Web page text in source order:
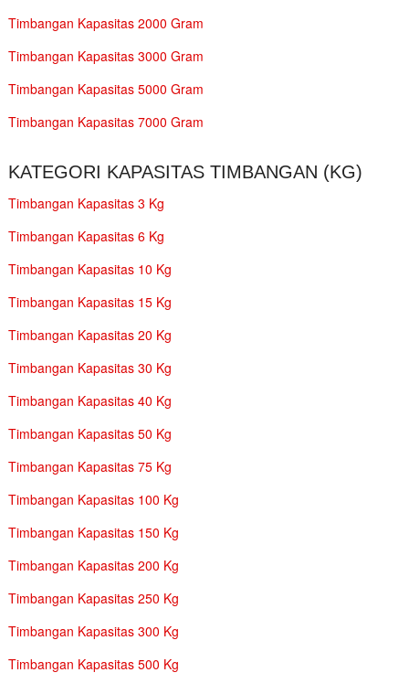
Timbangan Kapasitas 2000 Gram
Timbangan Kapasitas 3000 Gram
Timbangan Kapasitas 5000 Gram
Timbangan Kapasitas 7000 Gram
KATEGORI KAPASITAS TIMBANGAN (KG)
Timbangan Kapasitas 3 Kg
Timbangan Kapasitas 6 Kg
Timbangan Kapasitas 10 Kg
Timbangan Kapasitas 15 Kg
Timbangan Kapasitas 20 Kg
Timbangan Kapasitas 30 Kg
Timbangan Kapasitas 40 Kg
Timbangan Kapasitas 50 Kg
Timbangan Kapasitas 75 Kg
Timbangan Kapasitas 100 Kg
Timbangan Kapasitas 150 Kg
Timbangan Kapasitas 200 Kg
Timbangan Kapasitas 250 Kg
Timbangan Kapasitas 300 Kg
Timbangan Kapasitas 500 Kg